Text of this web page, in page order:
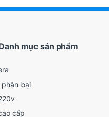
mục sản phẩm
loại
cấp